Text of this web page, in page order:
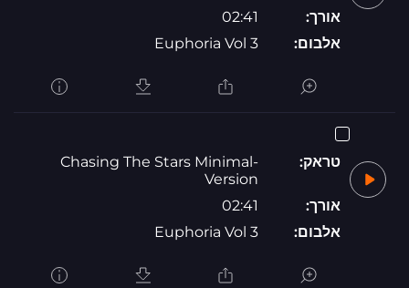
אורך:
02:41
אלבום:
Euphoria Vol 3
טראק:
Chasing The Stars Minimal-
Version
אורך:
02:41
אלבום:
Euphoria Vol 3